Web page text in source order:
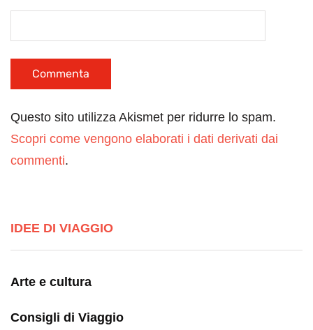
Questo sito utilizza Akismet per ridurre lo spam.
Scopri come vengono elaborati i dati derivati dai
commenti.
IDEE DI VIAGGIO
Arte e cultura
Consigli di Viaggio